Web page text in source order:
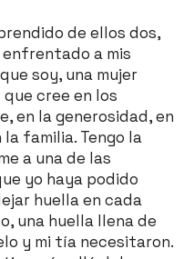
de ellos dos,
enfrentado a mis
soy, una mujer
cree en los
en la generosidad, en
familia. Tengo la
a una de las
yo haya podido
huella en cada
una huella llena de
y mi tía necesitaron.